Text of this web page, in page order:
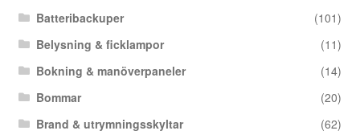
Batteribackuper
(101)
Belysning & ficklampor
(11)
Bokning & manöverpaneler
(14)
Bommar
(20)
Brand & utrymningsskyltar
(62)